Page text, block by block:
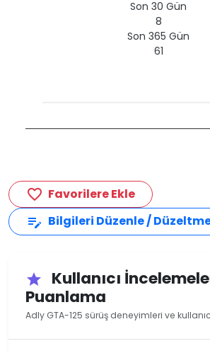
Son 30 Gün
8
Son 365 Gün
61
favorite_border Favorilere Ekle
edit_note Bilgileri Düzenle /
star
Kullanıcı
Puanlama
Adly GTA-125 sürüş deneyimleri ve